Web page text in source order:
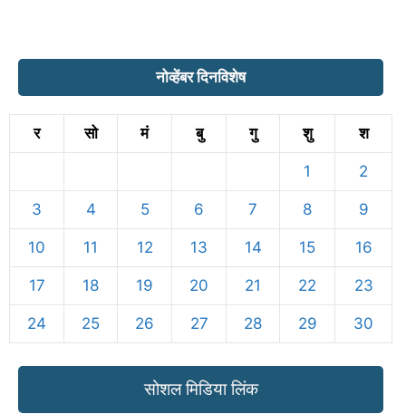
नोव्हेंबर दिनविशेष
र सो मं बु गु शु श
1 2
3 4 5 6 7 8 9
10 11 12 13 14 15 16
17 18 19 20 21 22 23
24 25 26 27 28 29 30
सोशल मिडिया लिंक